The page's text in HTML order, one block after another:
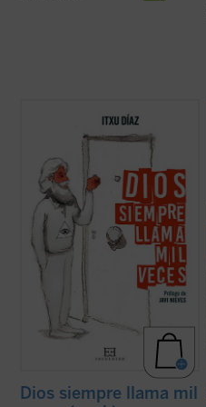
¿Qué tienen en común John Wayne, Juan
The Blues Brothers
Amy MacDonald, los cristianos
martirizados en la guerra siria y el
guionista de
El humorista y periodista Itxu Díaz realiza
una ...
(ver ficha)
Dios siempre llama mil